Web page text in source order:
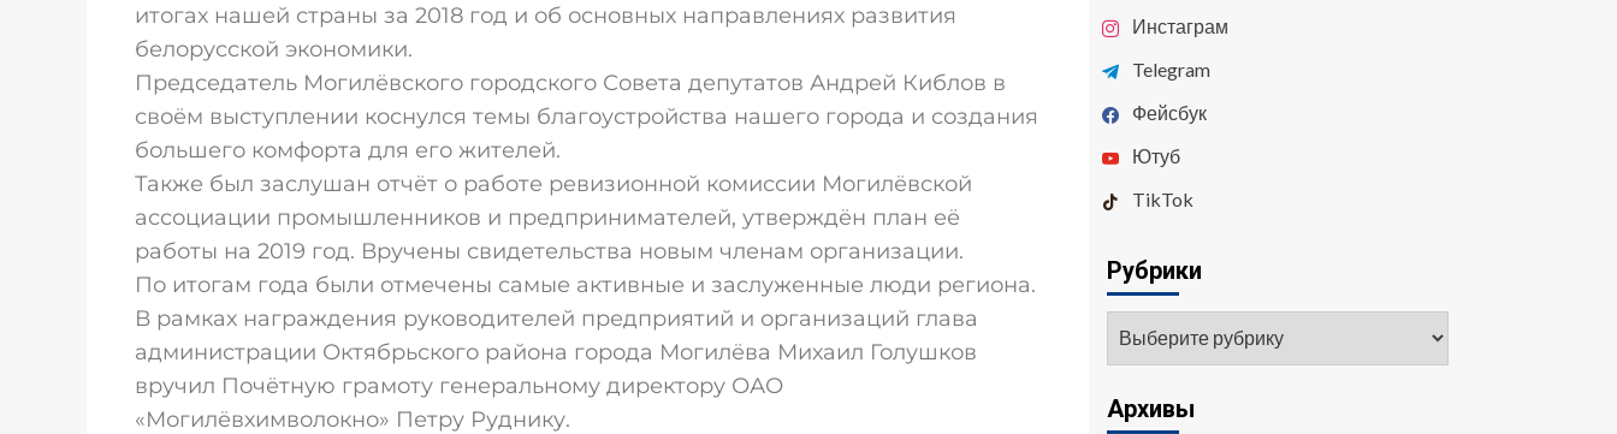
итогах нашей страны за 2018 год и об основных направлениях развития
белорусской экономики.
Председатель Могилёвского городского Совета депутатов Андрей Киблов в
своём выступлении коснулся темы благоустройства нашего города и создания
большего комфорта для его жителей.
Также был заслушан отчёт о работе ревизионной комиссии Могилёвской
ассоциации промышленников и предпринимателей, утверждён план её
работы на 2019 год. Вручены свидетельства новым членам организации.
По итогам года были отмечены самые активные и заслуженные люди региона.
В рамках награждения руководителей предприятий и организаций глава
администрации Октябрьского района города Могилёва Михаил Голушков
вручил Почётную грамоту генеральному директору ОАО
«Могилёвхимволокно» Петру Руднику.
Инстаграм
Telegram
Фейсбук
Ютуб
TikTok
Рубрики
Архивы